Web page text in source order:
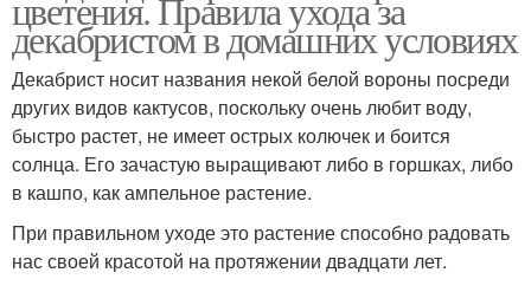
цветения. Правила ухода за
декабристом в домашних условиях
Декабрист носит названия некой белой вороны посреди
других видов кактусов, поскольку очень любит воду,
быстро растет, не имеет острых колючек и боится
солнца. Его зачастую выращивают либо в горшках, либо
в кашпо, как ампельное растение.
При правильном уходе это растение способно радовать
нас своей красотой на протяжении двадцати лет.